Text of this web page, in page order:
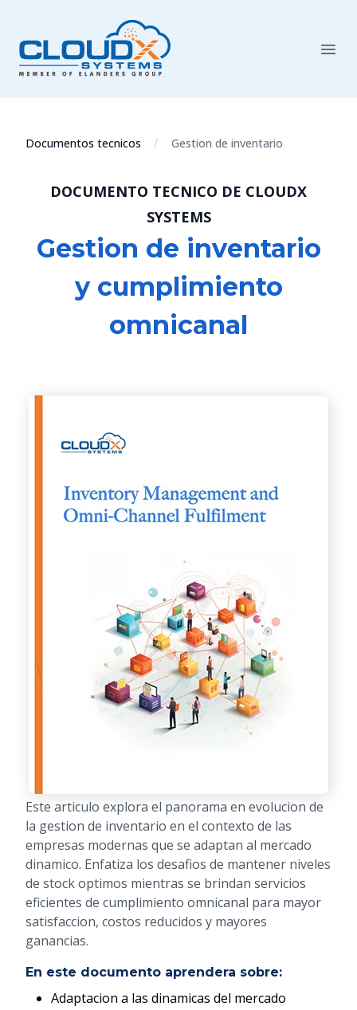
Documentos tecnicos Gestion de inventario
DOCUMENTO TECNICO DE CLOUDX
SYSTEMS
Gestion de inventario
y cumplimiento
omnicanal
Este articulo explora el panorama en evolucion de
la gestion de inventario en el contexto de las
empresas modernas que se adaptan al mercado
dinamico. Enfatiza los desafios de mantener niveles
de stock optimos mientras se brindan servicios
eficientes de cumplimiento omnicanal para mayor
satisfaccion, costos reducidos y mayores
ganancias.
En este documento aprendera sobre:
Adaptacion a las dinamicas del mercado